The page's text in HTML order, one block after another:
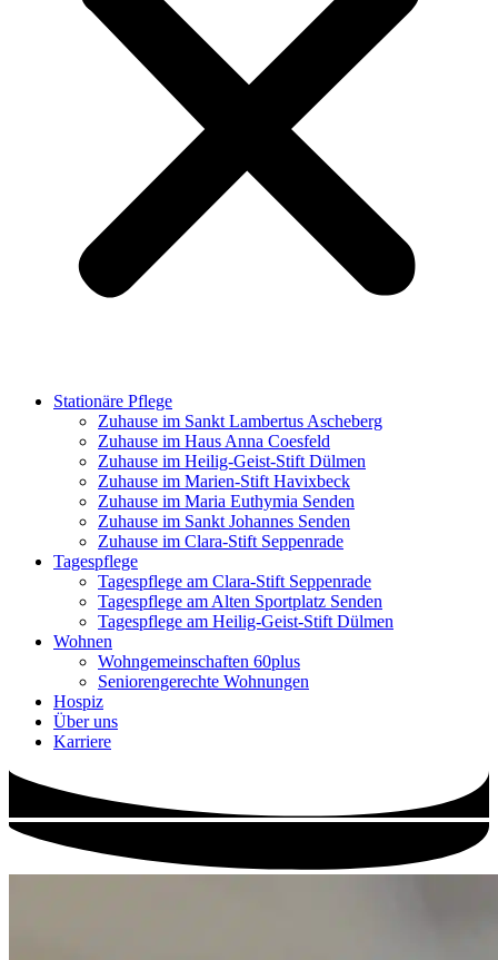
Stationäre Pflege
Zuhause im Sankt Lambertus Ascheberg
Zuhause im Haus Anna Coesfeld
Zuhause im Heilig-Geist-Stift Dülmen
Zuhause im Marien-Stift Havixbeck
Zuhause im Maria Euthymia Senden
Zuhause im Sankt Johannes Senden
Zuhause im Clara-Stift Seppenrade
Tagespflege
Tagespflege am Clara-Stift Seppenrade
Tagespflege am Alten Sportplatz Senden
Tagespflege am Heilig-Geist-Stift Dülmen
Wohnen
Wohngemeinschaften 60plus
Seniorengerechte Wohnungen
Hospiz
Über uns
Karriere